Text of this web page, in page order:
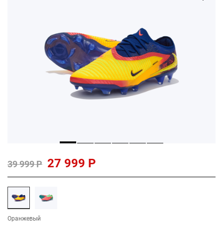
39 999 Р 27 999 Р
Оранжевый